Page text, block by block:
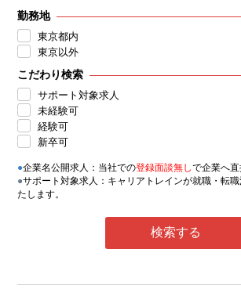
勤務地
東京都内
東京以外
こだわり検索
サポート対象求人
未経験可
経験可
新卒可
●企業名公開求人：当社での登録面談無しで企業へ直
●サポート対象求人：キャリアトレインが就職・転
たします。